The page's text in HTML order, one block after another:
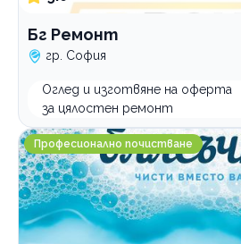
Бг Ремонт
гр. София
Оглед и изготвяне на оферта
за цялостен ремонт
Блясъчко София
Професионално почистване